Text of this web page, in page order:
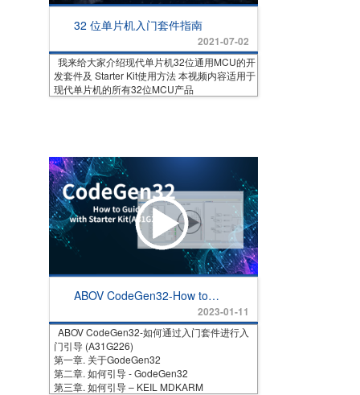
32 位单片机入门套件指南
2021-07-02
我来给大家介绍现代单片机32位通用MCU的开
发套件及 Starter Kit使用方法 本视频内容适用于
现代单片机的所有32位MCU产品
ABOV CodeGen32-How to
(A31G226) 2023-01-11
ABOV CodeGen32-如何通过入门套件进行入
门引导 (A31G226)
第一章. 关于GodeGen32
第二章. 如何引导 - GodeGen32
第三章. 如何引导 – KEIL MDKARM